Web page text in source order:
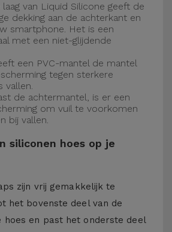
van Liquid Silicone geeft de
dekking aan de achterkant en
smartphone. Het is een
met een niet-glijdende
een PVC-mantel de mantel
tegen sterkere
vallen.
de achtermantel, is er een
om vuil te voorkomen
bij vallen.
siliconen hoes op je
zijn vrij gemakkelijk te
het bovenste deel van de
hoes en past het onderste deel